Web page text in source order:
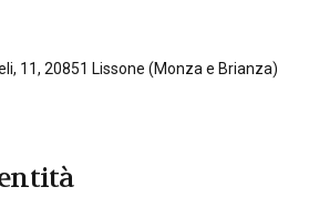
11, 20851 Lissone (Monza e Brianza)